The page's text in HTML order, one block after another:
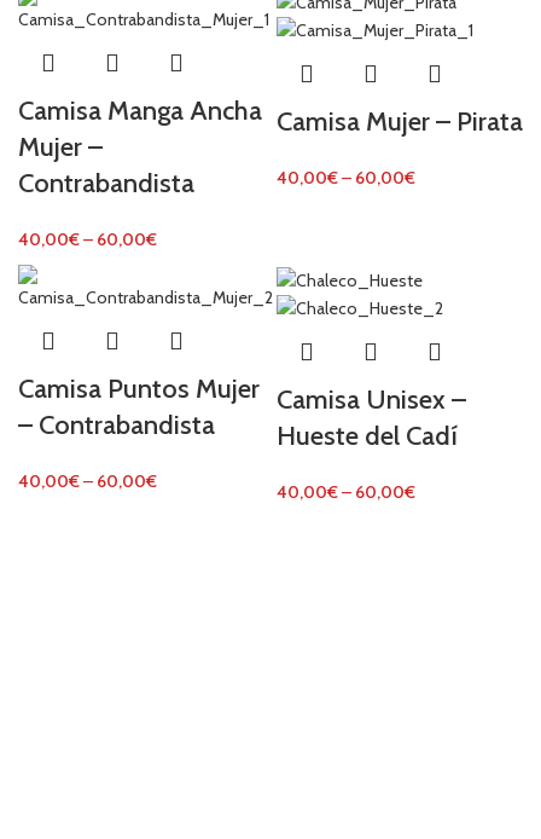
Camisa Manga Ancha
Mujer –
Contrabandista
40,00€– 60,00€
Camisa Mujer – Pirata
40,00€– 60,00€
Camisa Puntos Mujer
– Contrabandista
40,00€– 60,00€
Camisa Unisex –
Hueste del Cadí
40,00€– 60,00€